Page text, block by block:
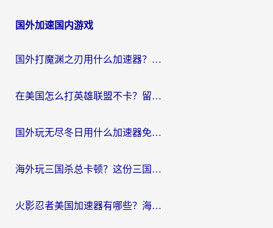
导
国外加速国内游戏
国外打魔渊之刃用什么加速器？2026海外玩家国服游戏加速全攻略（附闪耀暖暖&复苏的魔女避坑指南）
在美国怎么打英雄联盟不卡？留学生亲测的国服游戏加速全攻略
国外玩无尽冬日用什么加速器免费？海外党国服游戏加速避坑指南
海外玩三国杀总卡顿？这份三国杀游戏加速器指南帮你告别延迟烦恼
火影忍者美国加速器有哪些？海外党亲测的国服游戏加速全攻略（含菲律宾玩三国之刃守望黎明技巧）